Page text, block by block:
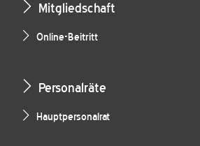
Mitgliedschaft
Online-Beitritt
Personalräte
Hauptpersonalrat